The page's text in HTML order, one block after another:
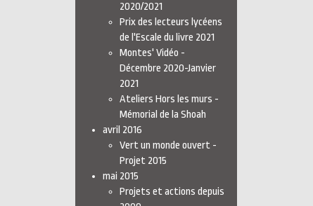
2020/2021
Prix des lecteurs lycéens
de l'Escale du livre 2021
Montes' Vidéo -
Décembre 2020-Janvier
2021
Ateliers Hors les murs -
Mémorial de la Shoah
avril 2016
Vert un monde ouvert -
Projet 2015
mai 2015
Projets et actions depuis